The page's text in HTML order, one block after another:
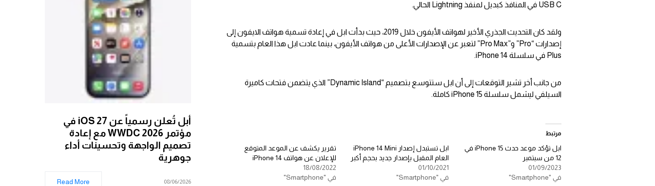
USB C في المنافذ كبديل لمنفذ Lightning الحالي.
ولقد كان التحديث الجذري الأخير لهواتف الأيفون خلال 2019، حيث بدأت ابل في إعادة تسمية هواتف الايفون إلى
إصدارات “Pro” و”Pro Max” لتعبر عن الإصدارات الأعلى من هواتف الأيفون، بينما عادت ابل هذا العام بتسمية
Plus في سلسلة iPhone 14.
من جانب أخر تشير التوقعات إلى أن ابل ستتوسع بتصميم “Dynamic Island” الذي يتضمن فتحات كاميرة
السيلفي ليشمل سلسلة iPhone 15 كاملة.
مرتبط
ابل تؤكد موعد حدث iPhone 15 في
12 من سبتمبر
01/09/2023
في "Smartphone"
ابل تستبدل إصدار iPhone 14 Mini
العام المقبل بإصدار جديد بحجم أكبر
01/10/2021
في "Smartphone"
تقرير يكشف عن الموعد المتوقع
للإعلان عن هواتف iPhone 14
18/08/2022
في "Smartphone"
أبل تُعلن رسمياً عن iOS 27 في
مؤتمر WWDC 2026 مع إعادة
تصميم الواجهة وتحسينات أداء
جوهرية
08/06/2026
Read More